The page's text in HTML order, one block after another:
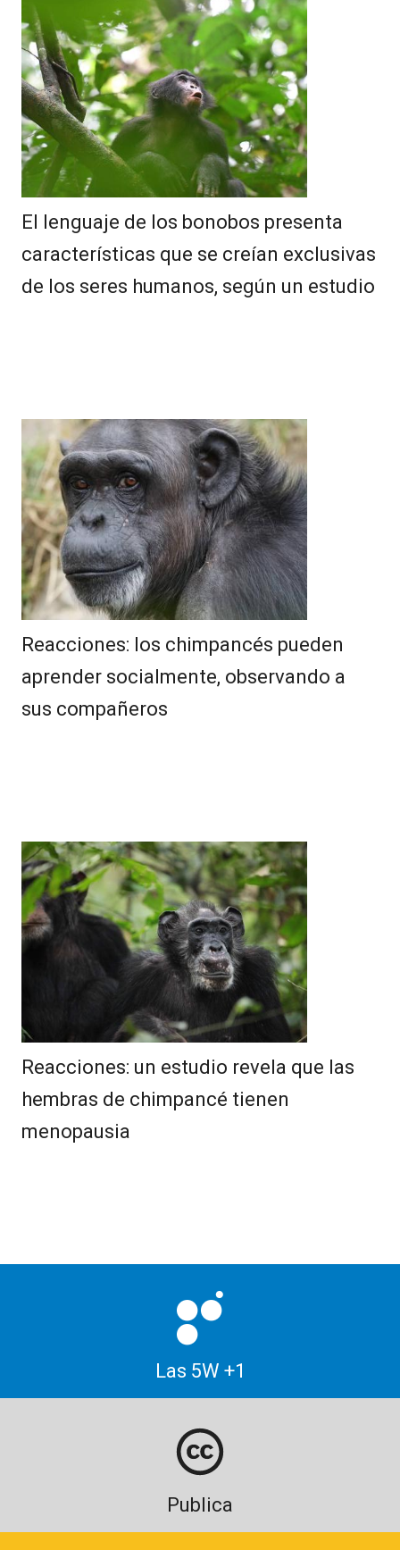
El lenguaje de los bonobos presenta
características que se creían exclusivas
de los seres humanos, según un estudio
Reacciones: los chimpancés pueden
aprender socialmente, observando a
sus compañeros
Reacciones: un estudio revela que las
hembras de chimpancé tienen
menopausia
Las 5W +1
Publica